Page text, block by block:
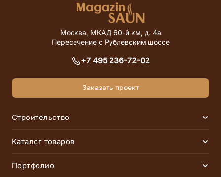
Москва, МКАД 60-й км, д. 4а
Пересечение с Рублевским шоссе
+7 495 236-72-02
Заказать проект
Строительство
Финские сауны
Каталог товаров
Электрические печи
Портфолио